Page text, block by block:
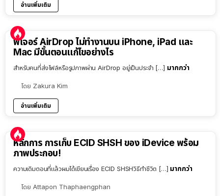
อ่านเพิ่มเติม
ฟีเจอร์ AirDrop ไม่ทำงานบน iPhone, iPad และ
Mac มีขั้นตอนแก้ไขอย่างไร
สำหรับคนที่ส่งไฟล์หรือรูปภาพผ่าน AirDrop อยู่เป็นประจำ […] มากกว่า
โดย Zakura Kim
อ่านเพิ่มเติม
หลักการ การเก็บ ECID SHSH ของ iDevice พร้อม
ภาพประกอบ!
ความเดิมตอนที่แล้วผมได้เขียนเรื่อง ECID SHSHวิธีทำชีวิต […] มากกว่า
โดย Attapon Thaphaengphan